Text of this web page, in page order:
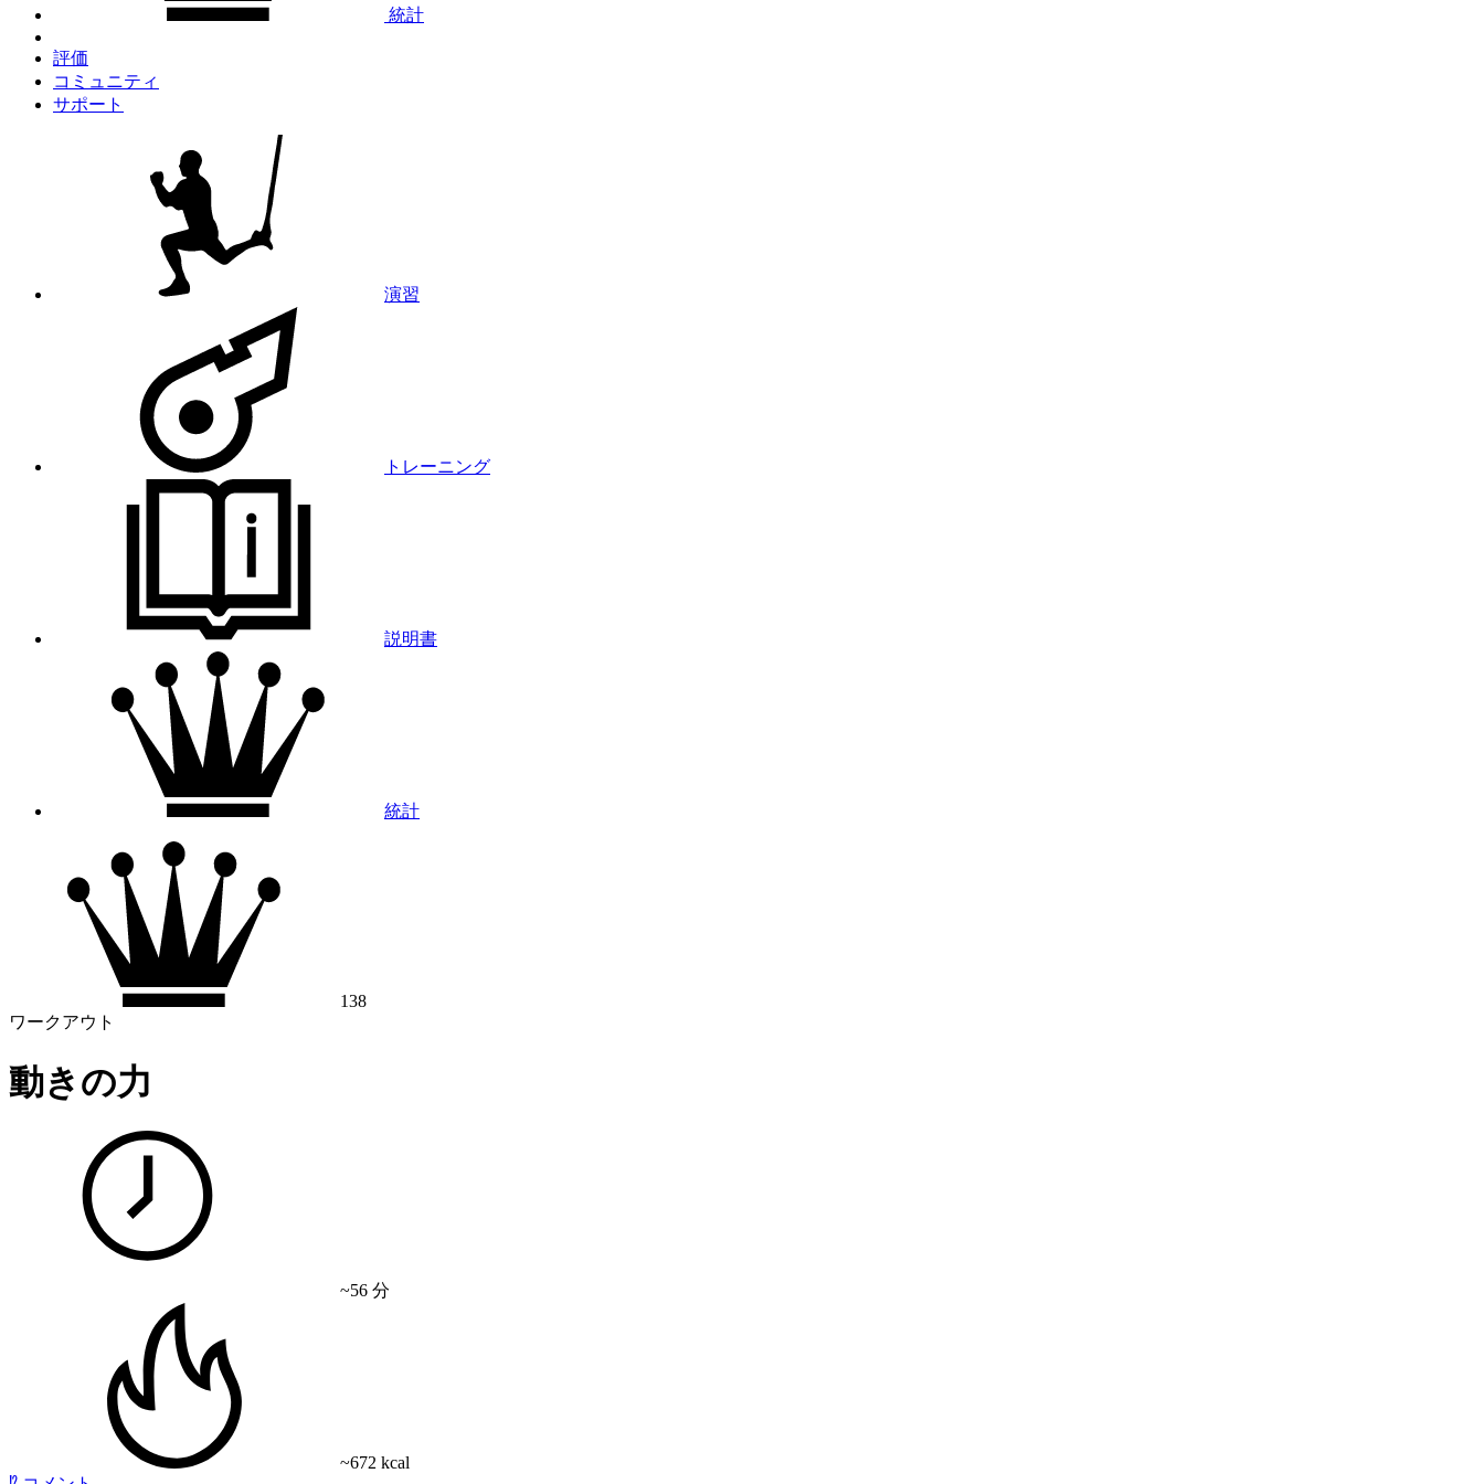
統計
評価
コミュニティ
サポート
演習
トレーニング
説明書
統計
138
ワークアウト
動きの力
~56 分
~672 kcal